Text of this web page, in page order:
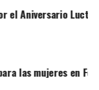
el Aniversario
las mujeres en